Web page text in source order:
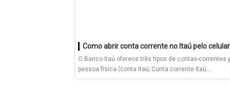
Como abrir conta corrente no Itaú pelo celular
O Banco Itaú oferece três tipos de contas-correntes
pessoa física (conta Itaú; Conta corrente Itaú...